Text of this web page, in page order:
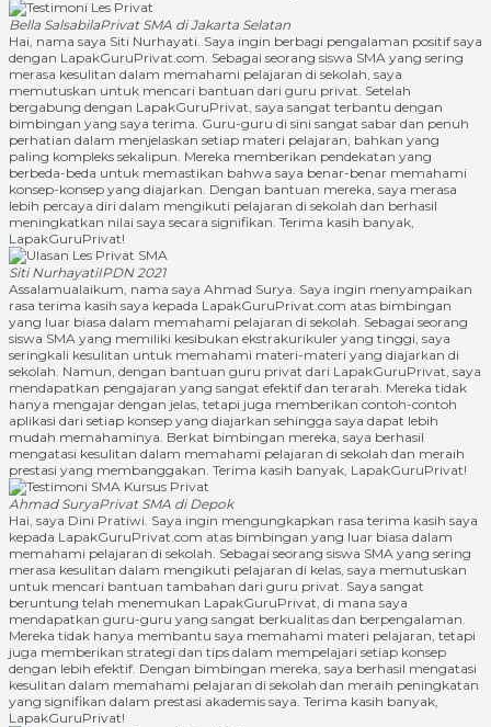
Bella SalsabilaPrivat SMA di Jakarta Selatan
Hai, nama saya Siti Nurhayati. Saya ingin berbagi pengalaman positif saya
dengan LapakGuruPrivat.com. Sebagai seorang siswa SMA yang sering
merasa kesulitan dalam memahami pelajaran di sekolah, saya
memutuskan untuk mencari bantuan dari guru privat. Setelah
bergabung dengan LapakGuruPrivat, saya sangat terbantu dengan
bimbingan yang saya terima. Guru-guru di sini sangat sabar dan penuh
perhatian dalam menjelaskan setiap materi pelajaran, bahkan yang
paling kompleks sekalipun. Mereka memberikan pendekatan yang
berbeda-beda untuk memastikan bahwa saya benar-benar memahami
konsep-konsep yang diajarkan. Dengan bantuan mereka, saya merasa
lebih percaya diri dalam mengikuti pelajaran di sekolah dan berhasil
meningkatkan nilai saya secara signifikan. Terima kasih banyak,
LapakGuruPrivat!
Siti NurhayatiIPDN 2021
Assalamualaikum, nama saya Ahmad Surya. Saya ingin menyampaikan
rasa terima kasih saya kepada LapakGuruPrivat.com atas bimbingan
yang luar biasa dalam memahami pelajaran di sekolah. Sebagai seorang
siswa SMA yang memiliki kesibukan ekstrakurikuler yang tinggi, saya
seringkali kesulitan untuk memahami materi-materi yang diajarkan di
sekolah. Namun, dengan bantuan guru privat dari LapakGuruPrivat, saya
mendapatkan pengajaran yang sangat efektif dan terarah. Mereka tidak
hanya mengajar dengan jelas, tetapi juga memberikan contoh-contoh
aplikasi dari setiap konsep yang diajarkan sehingga saya dapat lebih
mudah memahaminya. Berkat bimbingan mereka, saya berhasil
mengatasi kesulitan dalam memahami pelajaran di sekolah dan meraih
prestasi yang membanggakan. Terima kasih banyak, LapakGuruPrivat!
Ahmad SuryaPrivat SMA di Depok
Hai, saya Dini Pratiwi. Saya ingin mengungkapkan rasa terima kasih saya
kepada LapakGuruPrivat.com atas bimbingan yang luar biasa dalam
memahami pelajaran di sekolah. Sebagai seorang siswa SMA yang sering
merasa kesulitan dalam mengikuti pelajaran di kelas, saya memutuskan
untuk mencari bantuan tambahan dari guru privat. Saya sangat
beruntung telah menemukan LapakGuruPrivat, di mana saya
mendapatkan guru-guru yang sangat berkualitas dan berpengalaman.
Mereka tidak hanya membantu saya memahami materi pelajaran, tetapi
juga memberikan strategi dan tips dalam mempelajari setiap konsep
dengan lebih efektif. Dengan bimbingan mereka, saya berhasil mengatasi
kesulitan dalam memahami pelajaran di sekolah dan meraih peningkatan
yang signifikan dalam prestasi akademis saya. Terima kasih banyak,
LapakGuruPrivat!